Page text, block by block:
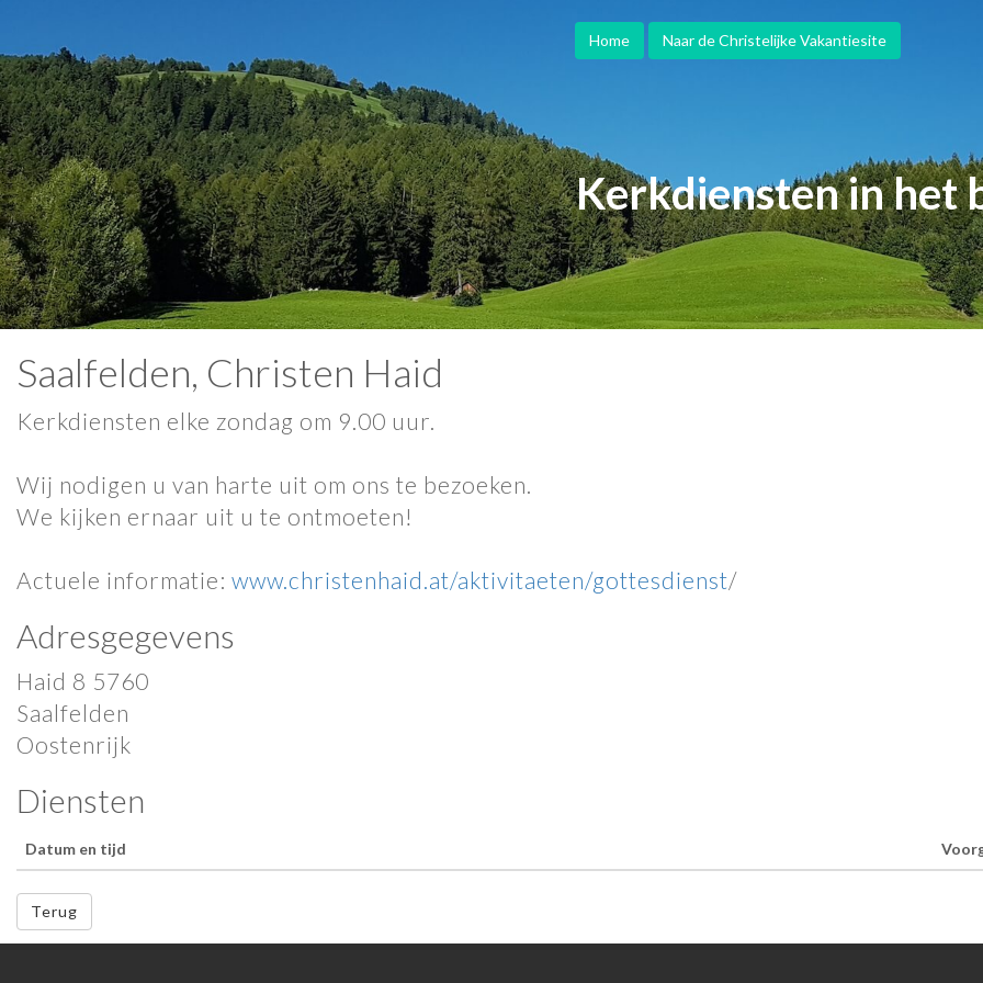
Home Naar de Christelijke Vakantiesite
Kerkdiensten in het
Saalfelden, Christen Haid
Kerkdiensten elke zondag om 9.00 uur.
Wij nodigen u van harte uit om ons te bezoeken.
We kijken ernaar uit u te ontmoeten!
Actuele informatie: www.christenhaid.at/aktivitaeten/gottesdienst/
Adresgegevens
Haid 8 5760
Saalfelden
Oostenrijk
Diensten
Datum en tijd
Terug